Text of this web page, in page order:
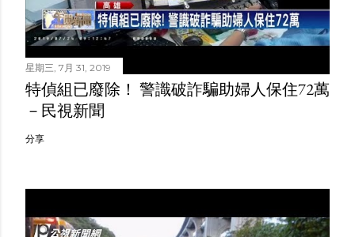
星期三, 7月 31, 2019
特偵組已廢除！ 警識破詐騙助婦人保住72萬
－民視新聞
分享